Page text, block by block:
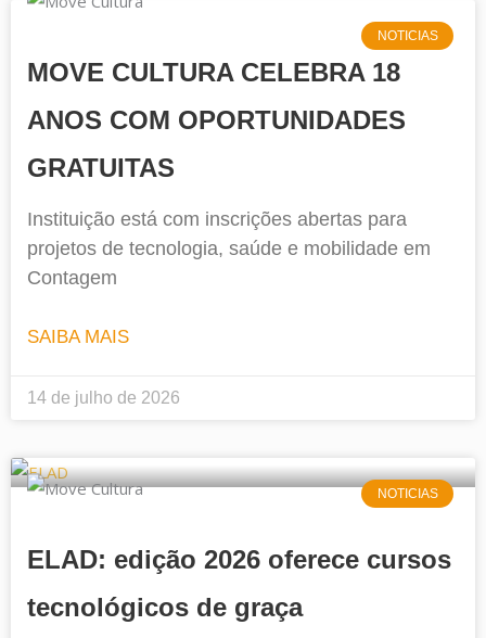
NOTICIAS
MOVE CULTURA CELEBRA 18
ANOS COM OPORTUNIDADES
GRATUITAS
Instituição está com inscrições abertas para
projetos de tecnologia, saúde e mobilidade em
Contagem
SAIBA MAIS
14 de julho de 2026
NOTICIAS
ELAD: edição 2026 oferece cursos
tecnológicos de graça